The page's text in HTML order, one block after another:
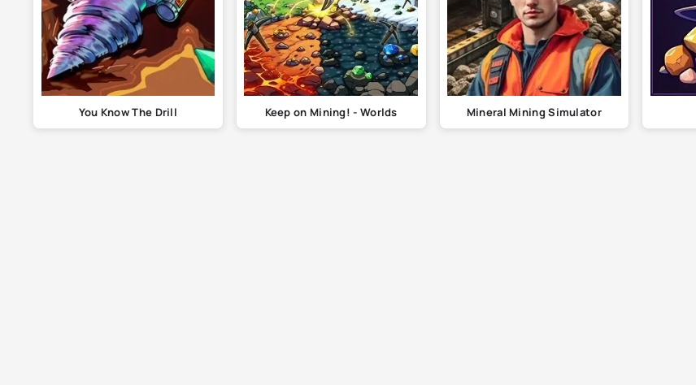
You Know The Drill Keep on Mining! - Worlds Mineral Mining Simulator